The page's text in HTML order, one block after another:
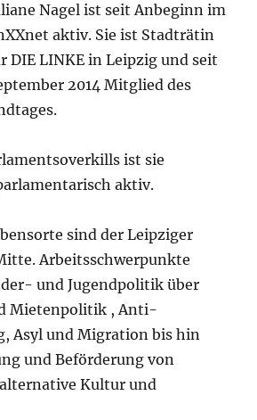
Nagel ist seitAnbeginn im
aktiv. Sie ist Stadträtin
DIE LINKE in Leipzig und seit
2014 Mitglied des
ist sie
aktiv.
sind der Leipziger
Arbeitsschwerpunkte
und Jugendpolitik über
Mietenpolitik , Anti-
Asyl und Migration bis hin
und Beförderung von
Kultur und